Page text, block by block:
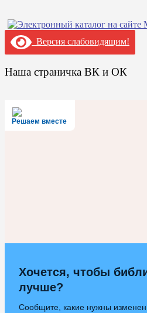
Версия слабовидящим!
Наша страничка ВК и ОК
Решаем вместе
Хочется, чтобы
лучше?
Сообщите, какие нужны